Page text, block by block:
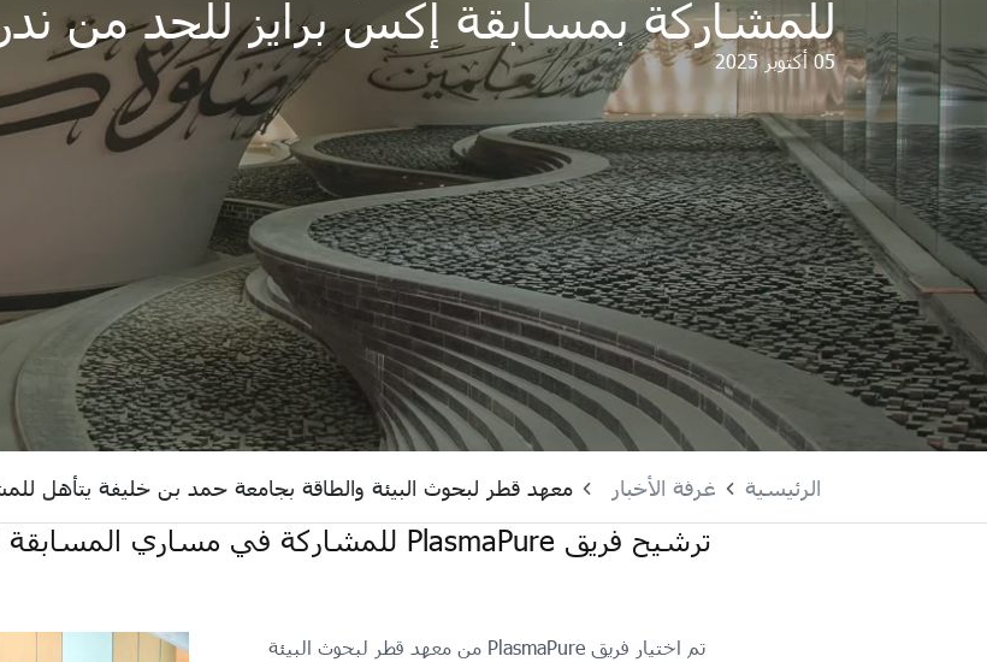
للمشاركة بمسابقة إكس برايز للحد من
05 أكتوبر 2025
الرئيسية غرفة الأخبار معهد قطر لبحوث البيئة والطاقة بجامعة حمد بن خليفة يتأهل
ترشيح فريق PlasmaPure للمشاركة في مساري المسابقة العالمية لتحلية المياه
تم اختيار فريق PlasmaPure من معهد قطر لبحوث البيئة